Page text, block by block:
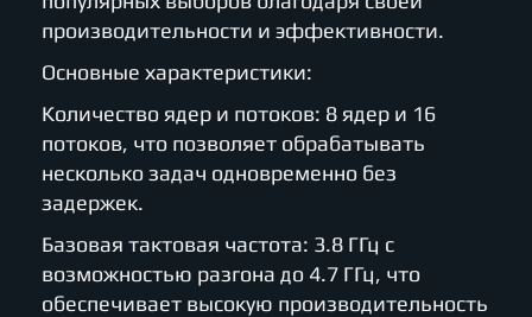
производительности и эффективности.
Основные характеристики:
Количество ядер и потоков: 8 ядер и 16
потоков, что позволяет обрабатывать
несколько задач одновременно без
задержек.
Базовая тактовая частота: 3.8 ГГц с
возможностью разгона до 4.7 ГГц, что
обеспечивает высокую производительность